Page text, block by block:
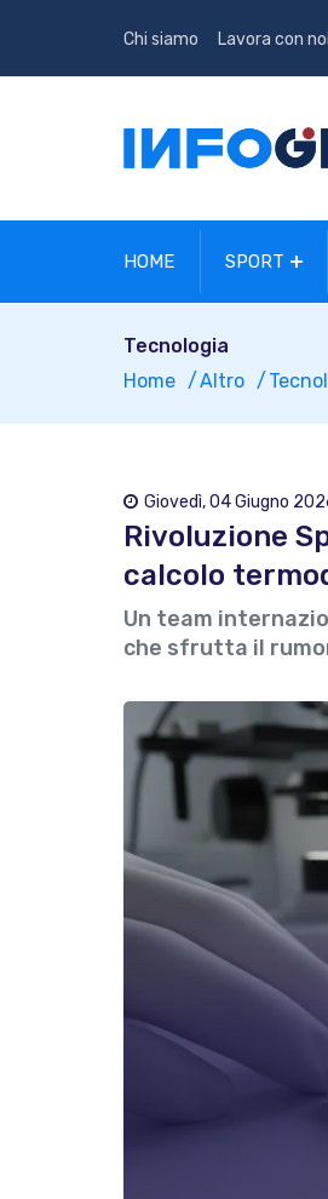
Chi siamo Lavora con noi
HOME SPORT
Tecnologia
Home
Altro
Giovedì, 04 Giugno
Rivoluzione
calcolo
Un team
che sfrutta il